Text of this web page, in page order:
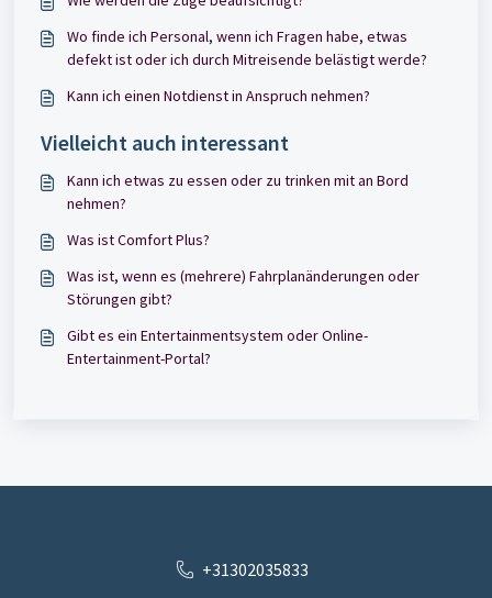
Wo finde ich Personal, wenn ich Fragen habe, etwas
defekt ist oder ich durch Mitreisende belästigt werde?
Kann ich einen Notdienst in Anspruch nehmen?
Vielleicht auch interessant
Kann ich etwas zu essen oder zu trinken mit an Bord
nehmen?
Was ist Comfort Plus?
Was ist, wenn es (mehrere) Fahrplanänderungen oder
Störungen gibt?
Gibt es ein Entertainmentsystem oder Online-
Entertainment-Portal?
+31302035833